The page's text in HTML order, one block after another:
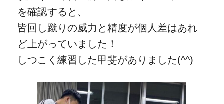
を確認すると、
皆回し蹴りの威力と精度が個人差はあれ
ど上がっていました！
しつこく練習した甲斐がありました(^^)